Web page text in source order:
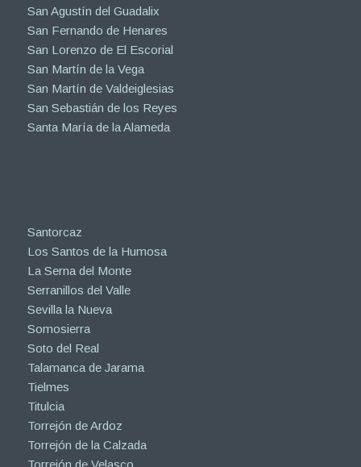
San Agustín del Guadalix
San Fernando de Henares
San Lorenzo de El Escorial
San Martín de la Vega
San Martín de Valdeiglesias
San Sebastián de los Reyes
Santa María de la Alameda
Santorcaz
Los Santos de la Humosa
La Serna del Monte
Serranillos del Valle
Sevilla la Nueva
Somosierra
Soto del Real
Talamanca de Jarama
Tielmes
Titulcia
Torrejón de Ardoz
Torrejón de la Calzada
Torrejón de Velasco